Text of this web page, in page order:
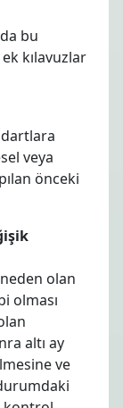
bu
kılavuzlar
veya
önceki
olan
olması
altı ay
ve